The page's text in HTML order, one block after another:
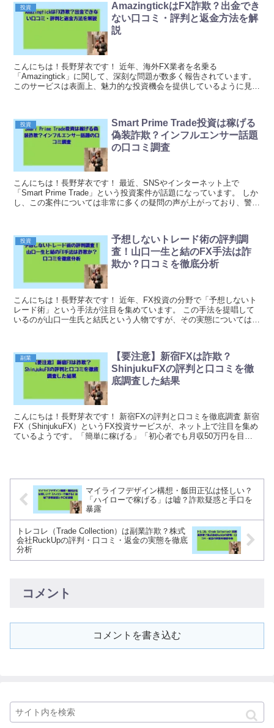
投資
AmazingtickはFX詐欺？出金でき
ない口コミ・評判と返金方法を解
説
こんにちは！長野芽衣です！ 近年、海外FX業者を名乗る
「Amazingtick」に関して、深刻な問題が数多く報告されています。
このサービスは表面上、魅力的な投資機会を提供しているように見え
投資
Smart Prime Trade投資は稼げる
偽装詐欺？インフルエンサー話題
の口コミ調査
こんにちは！長野芽衣です！ 最近、SNSやインターネット上で
「Smart Prime Trade」という投資案件が話題になっています。 しか
し、この案件については非常に多くの疑問の声が上がっており、警戒
投資
予想しないトレード術の評判調
査！山口一生と結のFX手法は詐
欺か？口コミを徹底分析
こんにちは！長野芽衣です！ 近年、FX投資の分野で「予想しないト
レード術」という手法が注目を集めています。 この手法を提唱して
いるのが山口一生氏と結氏という人物ですが、その実態については多
副業
【要注意】新宿FXは詐欺？
ShinjukuFXの評判と口コミを徹
底調査した結果
こんにちは！長野芽衣です！ 新宿FXの評判と口コミを徹底調査 新宿
FX（ShinjukuFX）というFX投資サービスが、ネット上で注目を集め
ているようです。「簡単に稼げる」「初心者でも月収50万円を目指
マイライフデザイン構想・飯田正弘は怪しい？
「ハイローで稼げる」は嘘？詐欺疑惑と手口を
暴露
トレコレ（Trade Collection）は副業詐欺？株式
会社RuckUpの評判・口コミ・返金の実態を徹底
分析
コメント
コメントを書き込む